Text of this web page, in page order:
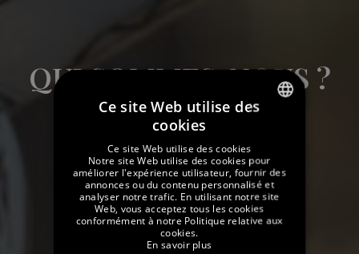
QUI SOMMES-NOUS ?
ENGLISH
GERMAN
FRENCH
Ce site Web utilise des
cookies
Ce site Web utilise des cookies
Notre site Web utilise des cookies pour
améliorer l'expérience utilisateur, fournir des
annonces ou du contenu personnalisé et
analyser notre trafic. En utilisant notre site
Web, vous acceptez tous les cookies
conformément à notre Politique relative aux
cookies.
En savoir plus